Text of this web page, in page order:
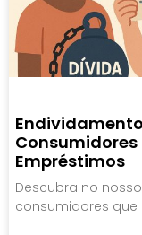
Endividamento
Consumidores
Empréstimos
Descubra no
consumidores